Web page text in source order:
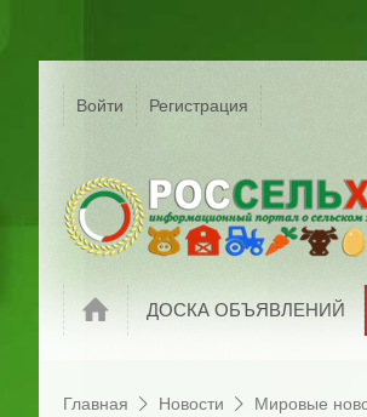
Войти Регистрация
Новости
ДОСКА ОБЪЯВЛЕНИЙ
Главная Новости Мировые